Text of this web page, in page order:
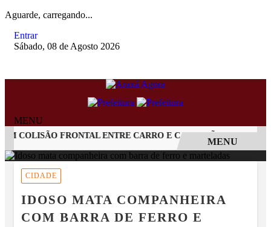
Aguarde, carregando...
Entrar
Sábado, 08 de Agosto 2026
MENU
COLISÃO FRONTAL ENTRE CARRO E CAMINHÃO NA BR-262
MENU
CIDADE
IDOSO MATA COMPANHEIRA
COM BARRA DE FERRO E